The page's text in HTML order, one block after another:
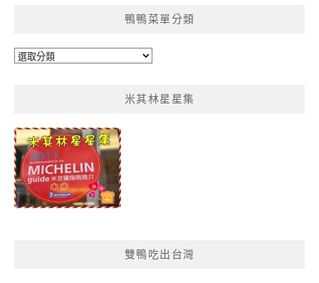
鴨鴨菜單分類
鴨
類
米其林星星集
雙鴨吃出台灣